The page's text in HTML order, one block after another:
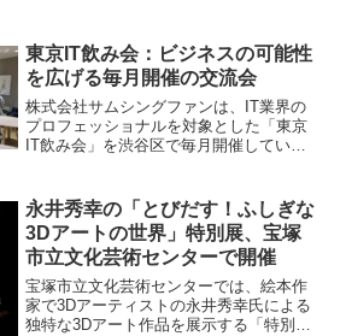
ーション商品名：HIPSHOP ...
東京IT飲み会：ビジネスの可能性
を広げる毎月開催の交流会
株式会社サムシングファンは、IT業界の
プロフェッショナルを対象とした「東京
IT飲み会」を渋谷区で毎月開催していま
ャリアアップの機会を提供します。IT業
界をつなぐ交...
永井秀幸の「とびだす！ふしぎな
3Dアートの世界」特別展、宝塚
市立文化芸術センターで開催
宝塚市立文化芸術センターでは、絵本作
家で3Dアーティストの永井秀幸氏による
独特な3Dアート作品を展示する「特別展